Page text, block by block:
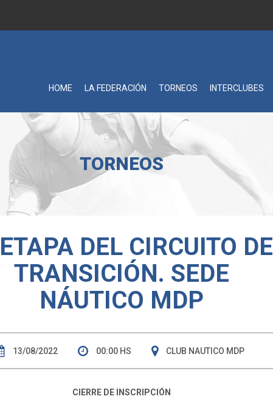
HOME LA FEDERACIÓN TORNEOS INTERCLUBES
TORNEOS
DEL CIRCUITO DE
TRANSICIÓN. SEDE
NÁUTICO MDP
13/08/2022 00:00 HS CLUB NAUTICO MDP
CIERRE DE INSCRIPCIÓN